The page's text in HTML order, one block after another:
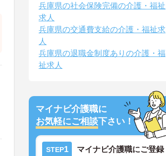
兵庫県の社会保険完備の介護・福祉
求人
兵庫県の交通費支給の介護・福祉求
人
兵庫県の退職金制度ありの介護・福
祉求人
マイナビ介護職に
お気軽にご相談下さい！
STEP1 マイナビ介護職にご登録